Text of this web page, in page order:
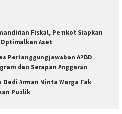
Fiskal, Pemkot Siapkan
Aset
Pertanggungjawaban APBD
dan Serapan Anggaran
Dedi Arman Minta Warga Tak
Publik